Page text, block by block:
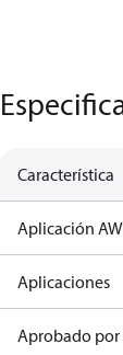
Característica
Aplicación
Aplicaciones
Aprobado por